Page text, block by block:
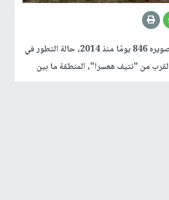
كشف تقرير بثته القناة العاشرة العبرية استغرق تصويره 846 يومًا منذ 2014، حالة التطور في
من "نتيف هعسرا"، المنطقة ما بين